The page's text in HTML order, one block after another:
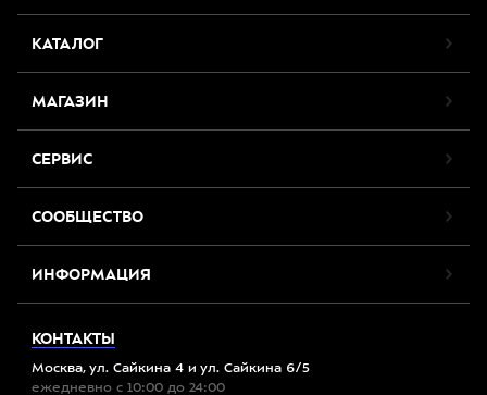
КАТАЛОГ
МАГАЗИН
СЕРВИС
СООБЩЕСТВО
ИНФОРМАЦИЯ
КОНТАКТЫ
Москва, ул. Сайкина 4 и ул. Сайкина 6/5
ежедневно с 10:00 до 24:00